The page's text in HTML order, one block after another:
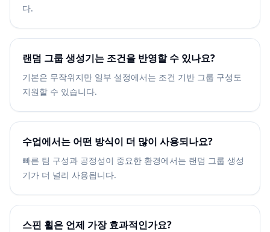
다.
랜덤 그룹 생성기는 조건을 반영할 수 있나요?
기본은 무작위지만 일부 설정에서는 조건 기반 그룹 구성도
지원할 수 있습니다.
수업에서는 어떤 방식이 더 많이 사용되나요?
빠른 팀 구성과 공정성이 중요한 환경에서는 랜덤 그룹 생성
기가 더 널리 사용됩니다.
스핀 휠은 언제 가장 효과적인가요?